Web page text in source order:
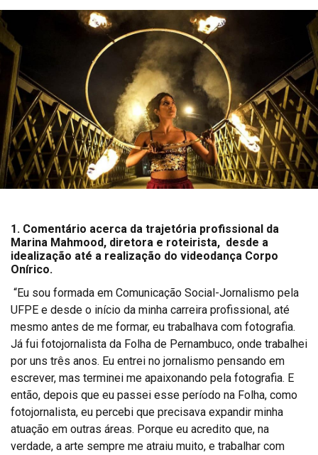
1. Comentário acerca da trajetória profissional da
Marina Mahmood, diretora e roteirista, desde a
idealização até a realização do videodança Corpo
Onírico.
“Eu sou formada em Comunicação Social-Jornalismo pela
UFPE e desde o início da minha carreira profissional, até
mesmo antes de me formar, eu trabalhava com fotografia.
Já fui fotojornalista da Folha de Pernambuco, onde trabalhei
por uns três anos. Eu entrei no jornalismo pensando em
escrever, mas terminei me apaixonando pela fotografia. E
então, depois que eu passei esse período na Folha, como
fotojornalista, eu percebi que precisava expandir minha
atuação em outras áreas. Porque eu acredito que, na
verdade, a arte sempre me atraiu muito, e trabalhar com